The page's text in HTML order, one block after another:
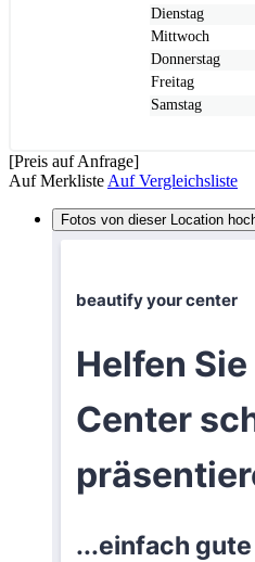
Dienstag
Mittwoch
Donnerstag
Freitag
Samstag
[Preis auf Anfrage]
Auf Merkliste Auf Vergleichsliste
Fotos von dieser Location